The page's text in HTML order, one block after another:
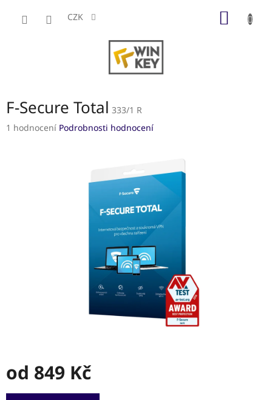
CZK
F-Secure Total 333/1 R
Průměrné
1 hodnocení Podrobnosti hodnocení
od 849 Kč
Měrná